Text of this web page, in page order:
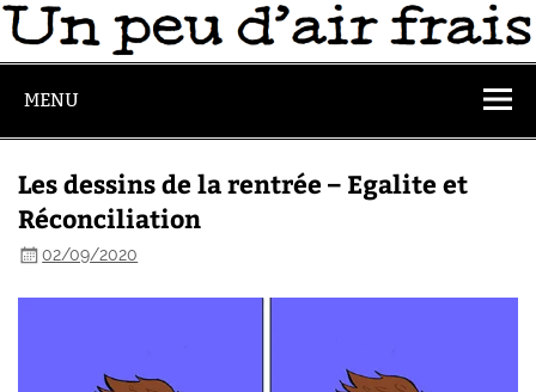
MENU
Les dessins de la rentrée – Egalite et
Réconciliation
02/09/2020